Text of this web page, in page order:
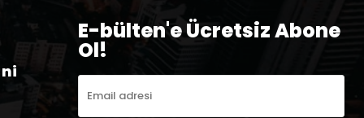
E-bülten'e Ücretsiz Abone
Ol!